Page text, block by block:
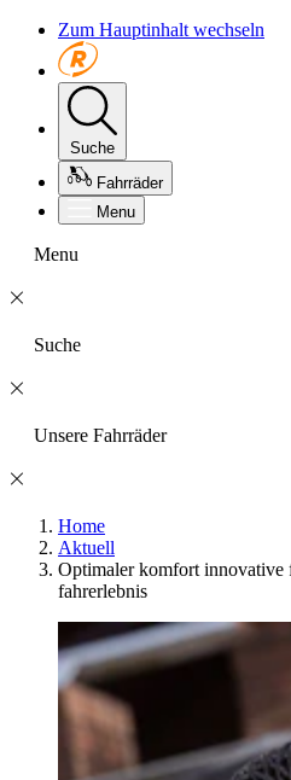
Zum Hauptinhalt wechseln
Suche
Fahrräder
Menu
Menu
Suche
Unsere Fahrräder
Home
Aktuell
Optimaler komfort innovative
fahrerlebnis